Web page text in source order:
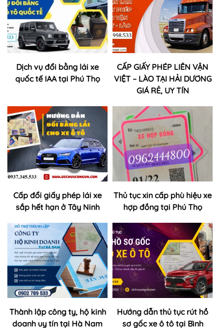
Dịch vụ đổi bằng lái xe
quốc tế IAA tại Phú Thọ
CẤP GIẤY PHÉP LIÊN VẬN
VIỆT – LÀO TẠI HẢI DƯƠNG
GIÁ RẺ, UY TÍN
Cấp đổi giấy phép lái xe
sắp hết hạn ở Tây Ninh
Thủ tục xin cấp phù hiệu xe
hợp đồng tại Phú Thọ
Thành lập công ty, hộ kinh
doanh uy tín tại Hà Nam
Hướng dẫn thủ tục rút hồ
sơ gốc xe ô tô tại Bình